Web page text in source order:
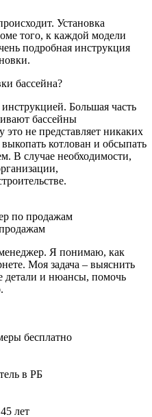
Установка
того, к каждой модели
подробная инструкция
бассейна?
Большая часть
бассейны
это не представляет никаких
котлован и обсыпать
В случае необходимости,
Я понимаю, как
Моя задача – выяснить
детали и нюансы, помочь